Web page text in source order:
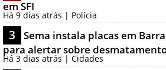
em SFI
Há 9 dias atrás | Polícia
3
Sema instala placas em
para alertar sobre
Há 3 dias atrás | Cidades